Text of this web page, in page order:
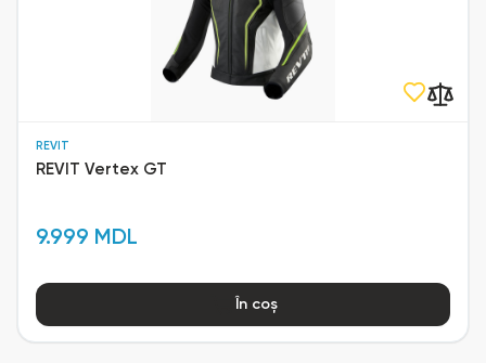
REVIT
REVIT Vertex GT
9.999 MDL
În coș